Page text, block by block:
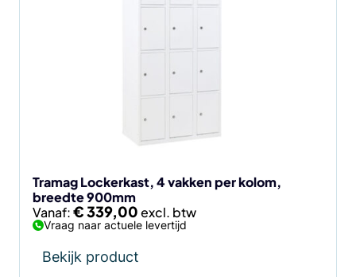
Tramag Lockerkast, 4 vakken per kolom,
breedte 900mm
Vanaf:€339,00
Vraag naar actuele levertijd
Bekijk product
de
productpagina